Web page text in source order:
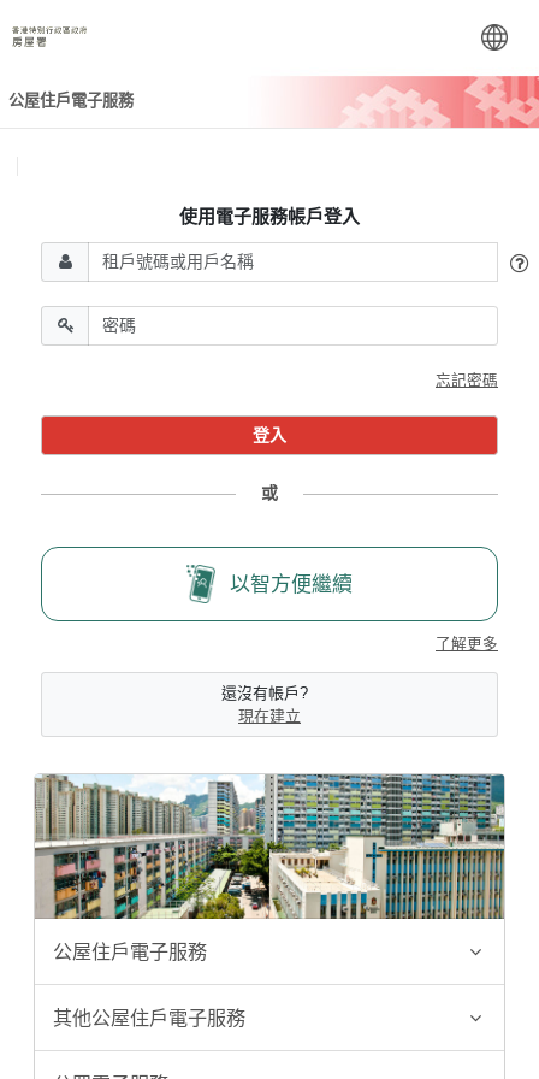
公屋住戶電子服務
使用電子服務帳戶登入
忘記密碼
或
以智方便繼續
了解更多
還沒有帳戶?
現在建立
公屋住戶電子服務
其他公屋住戶電子服務